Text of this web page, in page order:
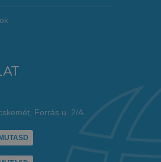
Forrás u. 2/A.